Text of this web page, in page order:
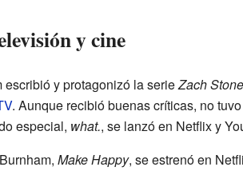
y cine
escribió y protagonizó la serieZach
. Aunque recibió buenas críticas, no
especial, what., se lanzó en Netflix y
Make Happy, se estrenó en